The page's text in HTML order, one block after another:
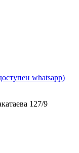
whatsapp)
127/9